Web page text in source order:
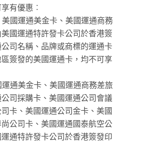
有優惠︰
國運通美金卡、美國運通商務
國運通特許發卡公司於香港簽
司名稱、品牌或商標的運通卡
簽發的美國運通卡，均不可享
通美金卡、美國運通商務差旅
司採購卡、美國運通公司會議
卡、美國運通公司金卡、美國
公司卡、美國運通國泰航空公
通特許發卡公司於香港簽發印